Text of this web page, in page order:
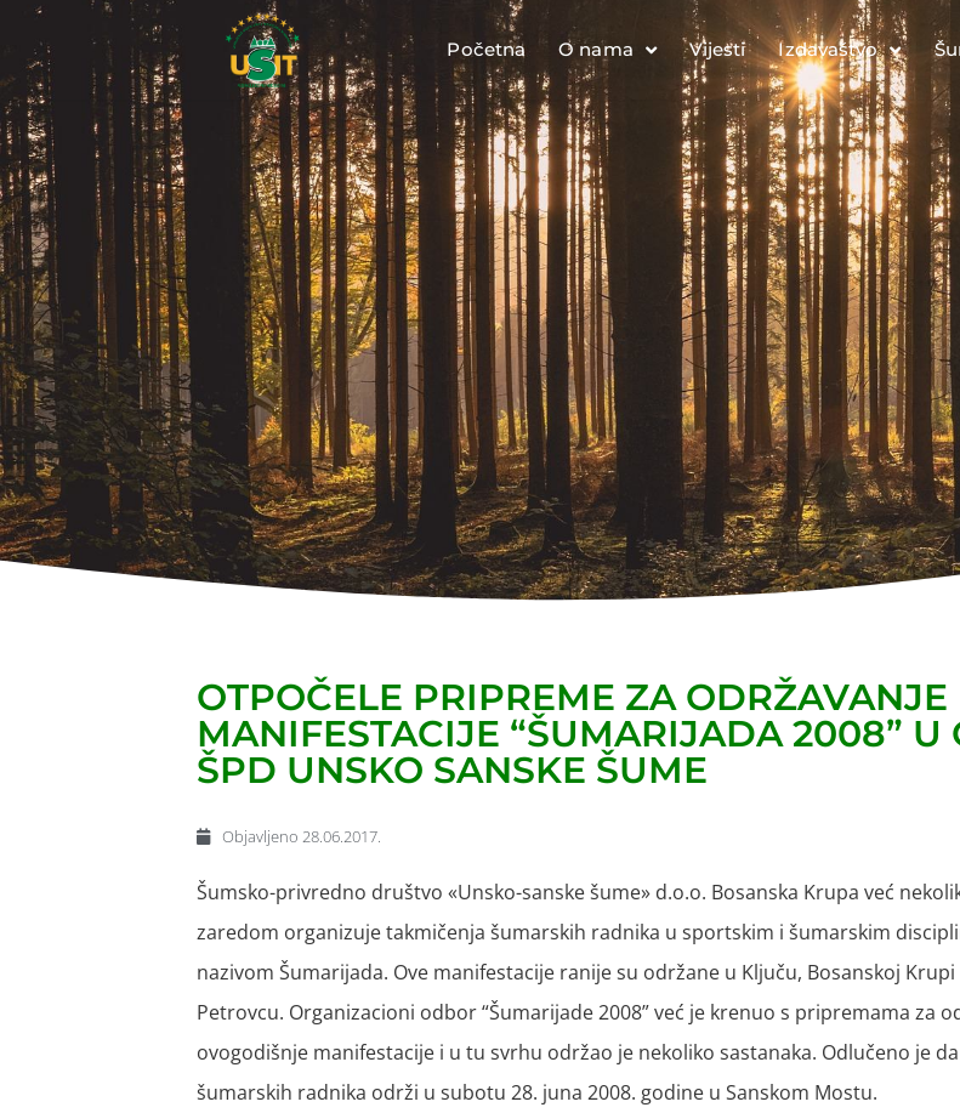
Početna O nama Vijesti Izdavaštvo
OTPOČELE PRIPREME ZA ODRŽAVANJE
MANIFESTACIJE “ŠUMARIJADA 2008” U
ŠPD UNSKO SANSKE ŠUME
Objavljeno 28.06.2017.
Šumsko-privredno društvo «Unsko-sanske šume» d.o.o. Bosanska Krupa već
zaredom organizuje takmičenja šumarskih radnika u sportskim i šumarskim
nazivom Šumarijada. Ove manifestacije ranije su održane u Ključu, Bosanskoj
Petrovcu. Organizacioni odbor “Šumarijade 2008” već je krenuo s pripremama za
ovogodišnje manifestacije i u tu svrhu održao je nekoliko sastanaka. Odlučeno je
šumarskih radnika održi u subotu 28. juna 2008. godine u Sanskom Mostu.